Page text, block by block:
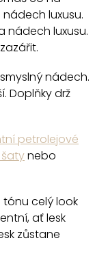
luxusu.
nádech luxusu.
nádech.
Doplňky drž
petrolejové
nebo
tónu celý look
ať lesk
zůstane